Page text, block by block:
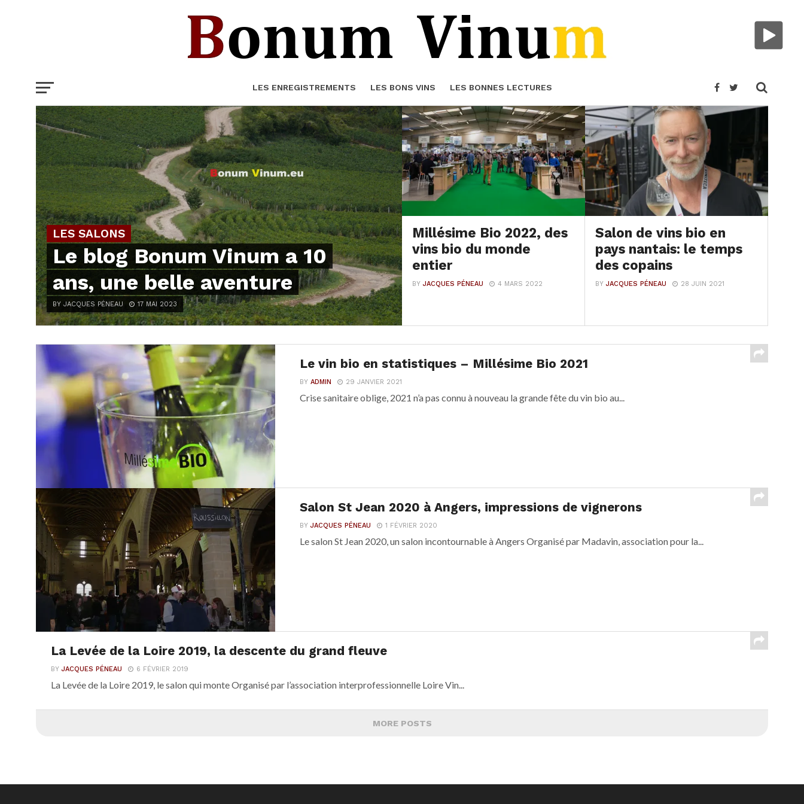
LES ENREGISTREMENTS LES BONS VINS LES BONNES LECTURES
LES SALONS
Le blog Bonum Vinum a 10
ans, une belle aventure
BY JACQUES PÉNEAU 17 MAI 2023
Millésime Bio 2022, des
vins bio du monde
entier
BYJACQUES PÉNEAU 4 MARS 2022
Salon de vins bio en
pays nantais: le temps
des copains
BYJACQUES PÉNEAU 28 JUIN 2021
Le vin bio en statistiques – Millésime Bio 2021
BYADMIN 29 JANVIER 2021
Crise sanitaire oblige, 2021 n’a pas connu à nouveau la grande fête du vin bio au...
Salon St Jean 2020 à Angers, impressions de vignerons
BYJACQUES PÉNEAU 1 FÉVRIER 2020
Le salon St Jean 2020, un salon incontournable à Angers Organisé par Madavin, association pour la...
La Levée de la Loire 2019, la descente du grand fleuve
BY JACQUES PÉNEAU 6 FÉVRIER 2019
La Levée de la Loire 2019, le salon qui monte Organisé par l’association interprofessionnelle Loire Vin...
MORE POSTS